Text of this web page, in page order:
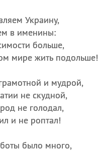
Украину,
в именины:
больше,
мире жить подольше!
и мудрой,
не скудной,
не голодал,
и не роптал!
было много,